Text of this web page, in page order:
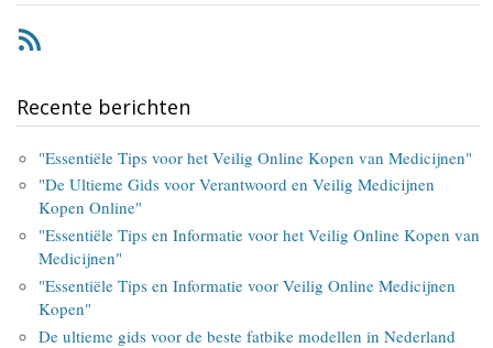
Recente berichten
"Essentiële Tips voor het Veilig Online Kopen van Medicijnen"
"De Ultieme Gids voor Verantwoord en Veilig Medicijnen
Kopen Online"
"Essentiële Tips en Informatie voor het Veilig Online Kopen van
Medicijnen"
"Essentiële Tips en Informatie voor Veilig Online Medicijnen
Kopen"
De ultieme gids voor de beste fatbike modellen in Nederland